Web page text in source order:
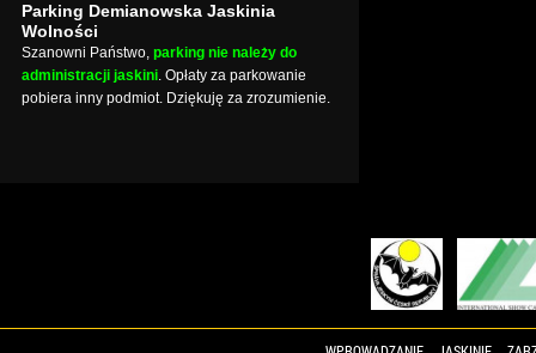
Parking Demianowska Jaskinia
Wolności
Szanowni Państwo, parking nie należy do
administracji jaskini. Opłaty za parkowanie
pobiera inny podmiot. Dziękuję za zrozumienie.